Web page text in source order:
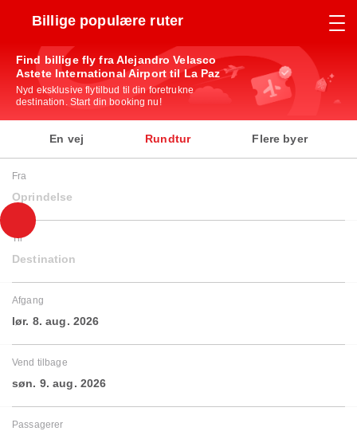
Billige populære ruter
Find billige fly fra Alejandro Velasco
Astete International Airport til La Paz
Nyd eksklusive flytilbud til din foretrukne
destination. Start din booking nu!
En vej Rundtur Flere byer
Fra
Oprindelse
Til
Destination
Afgang
lør. 8. aug. 2026
Vend tilbage
søn. 9. aug. 2026
Passagerer